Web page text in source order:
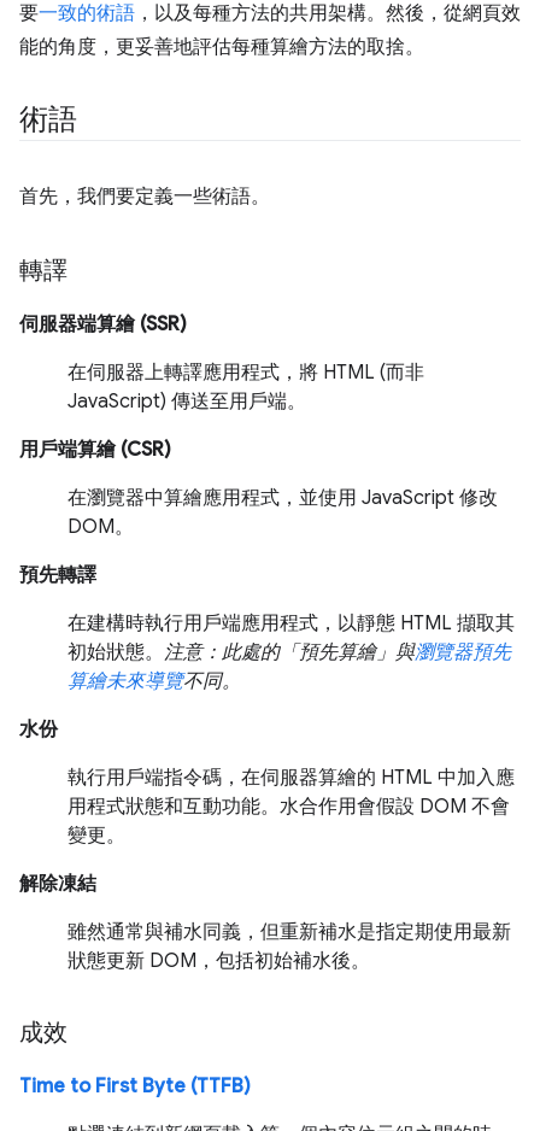
要一致的術語 ，以及每種方法的共用架構。然後，從網頁效
能的角度，更妥善地評估每種算繪方法的取捨。
術語
首先，我們要定義一些術語。
轉譯
伺服器端算繪 (SSR)
在伺服器上轉譯應用程式，將 HTML (而非
JavaScript) 傳送至用戶端。
用戶端算繪 (CSR)
在瀏覽器中算繪應用程式，並使用 JavaScript 修改
DOM。
預先轉譯
在建構時執行用戶端應用程式，以靜態 HTML 擷取其
初始狀態。 注意：此處的「預先算繪」與瀏覽器預先
算繪未來導覽不同。
水份
執行用戶端指令碼，在伺服器算繪的 HTML 中加入應
用程式狀態和互動功能。水合作用會假設 DOM 不會
變更。
解除凍結
雖然通常與補水同義，但重新補水是指定期使用最新
狀態更新 DOM，包括初始補水後。
成效
Time to First Byte (TTFB)